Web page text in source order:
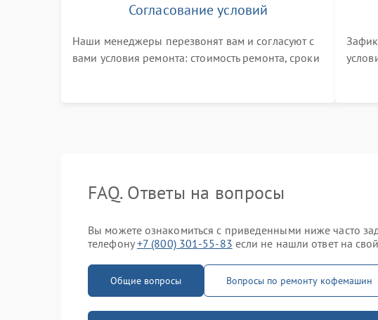
Согласование условий
Наши менеджеры перезвонят вам и согласуют с
вами условия ремонта: стоимость ремонта, сроки
FAQ. Ответы на вопросы
Вы можете ознакомиться с приведенными ниже часто
телефону+7 (800) 301-55-83 если не нашли ответ на
Общие вопросы Вопросы по ремонту кофемашин